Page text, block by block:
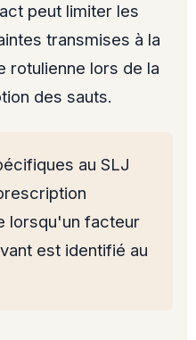
peut limiter les
transmises à la
rotulienne lors de la
des sauts.
au SLJ
lorsqu'un facteur
est identifié au